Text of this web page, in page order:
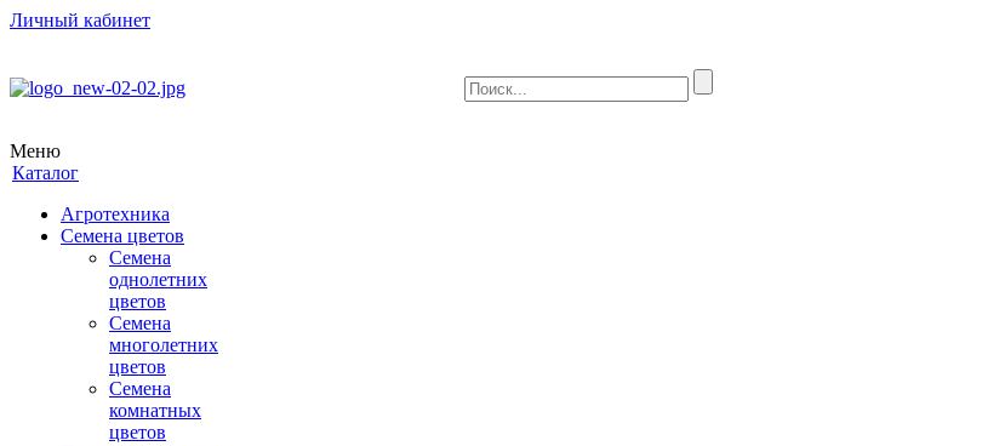
Личный кабинет
Меню
Каталог
Агротехника
Семена цветов
Семена
однолетних
цветов
Семена
многолетних
цветов
Семена
комнатных
цветов